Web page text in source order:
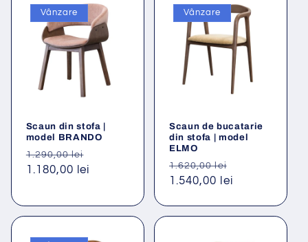
Vânzare
Scaun din stofa |
model BRANDO
Preț
obișnuit
1.290,00 lei
1.180,00 lei
Vânzare
Scaun de bucatarie
din stofa | model
ELMO
Preț
obișnuit
1.620,00 lei
1.540,00 lei